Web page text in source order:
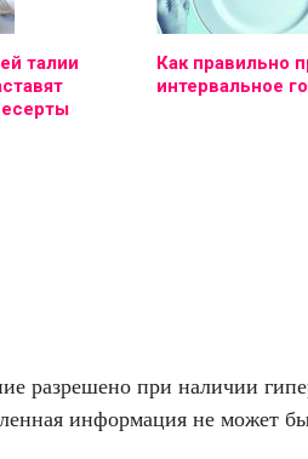
талии
Как правильно
интервальное
при наличии
информация не может